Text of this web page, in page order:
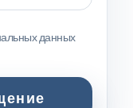
данных